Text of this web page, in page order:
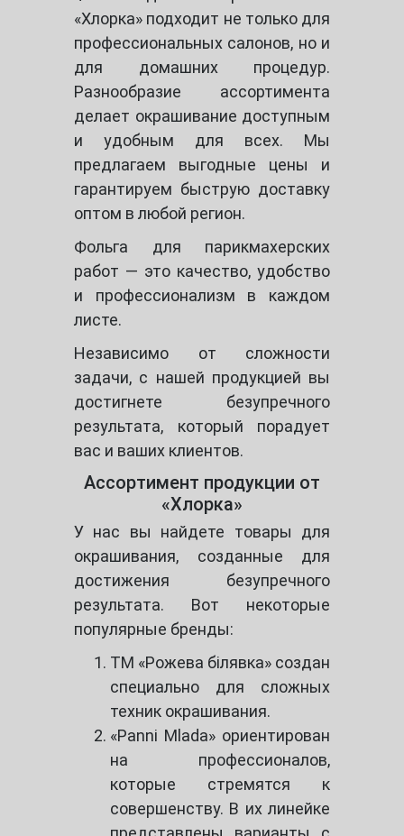
«Хлорка» подходит не только для
профессиональных салонов, но и
для домашних процедур.
Разнообразие ассортимента
делает окрашивание доступным
и удобным для всех. Мы
предлагаем выгодные цены и
гарантируем быструю доставку
оптом в любой регион.
Фольга для парикмахерских
работ — это качество, удобство
и профессионализм в каждом
листе.
Независимо от сложности
задачи, с нашей продукцией вы
достигнете безупречного
результата, который порадует
вас и ваших клиентов.
Ассортимент продукции от
«Хлорка»
У нас вы найдете товары для
окрашивания, созданные для
достижения безупречного
результата. Вот некоторые
популярные бренды:
ТМ «Рожева білявка» создан
специально для сложных
техник окрашивания.
«Panni Mlada» ориентирован
на профессионалов,
которые стремятся к
совершенству. В их линейке